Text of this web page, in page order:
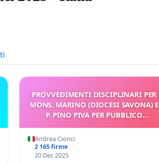
PROVVEDIMENTI DISCIPLINARI PER
MONS. MARINO (DIOCESI SAVONA) E
P. PINO PIVA PER PUBBLICO
CONTRARIO ALLA DOTTRINA
Andrea Cionci
2 165 firme
20 Dec 2025